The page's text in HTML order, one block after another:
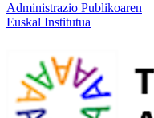
Administrazio Publikoaren
Euskal Institutua